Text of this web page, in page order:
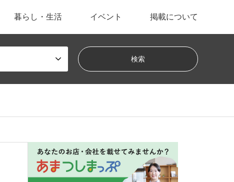
暮らし・生活 イベント 掲載について